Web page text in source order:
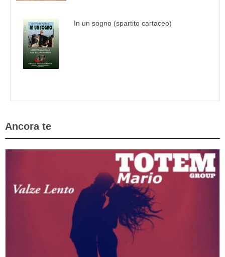
In un sogno (spartito cartaceo)
Ancora te